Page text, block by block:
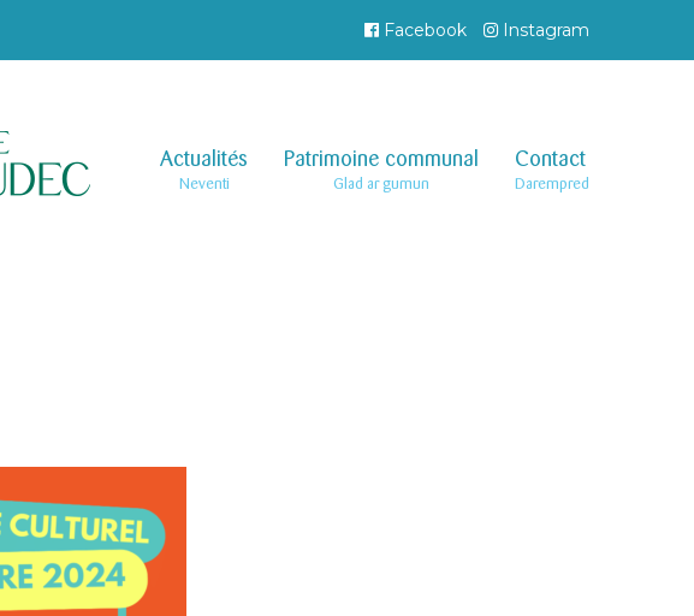
Facebook Instagram
Actualités
Neventi
Patrimoine communal
Glad ar gumun
Contact
Darempred